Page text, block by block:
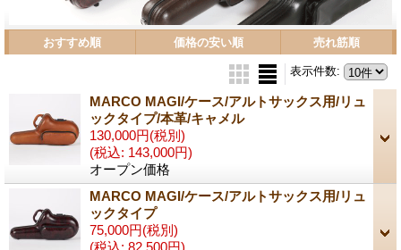
おすすめ順 価格の安い順 売れ筋順
表示件数:
MARCO MAGI/ケース/アルトサックス用/リュ
ックタイプ/本革/キャメル
130,000円(税別)
(税込: 143,000円)
オープン価格
MARCO MAGI/ケース/アルトサックス用/リュ
ックタイプ
75,000円(税別)
(税込: 82,500円)